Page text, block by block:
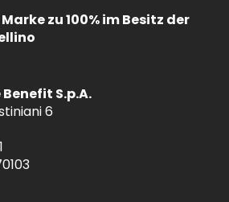
zu 100% im Besitz der
S.p.A.
6